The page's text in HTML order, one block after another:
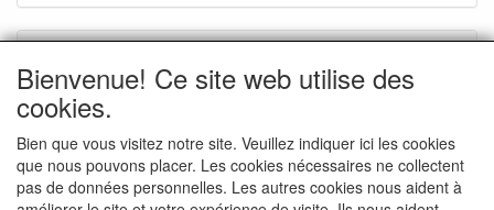
Foire aux plantes 2026
Conditions de vente
Bienvenue! Ce site web utilise des
cookies.
Bien que vous visitez notre site. Veuillez indiquer ici les cookies
que nous pouvons placer. Les cookies nécessaires ne collectent
pas de données personnelles. Les autres cookies nous aident à